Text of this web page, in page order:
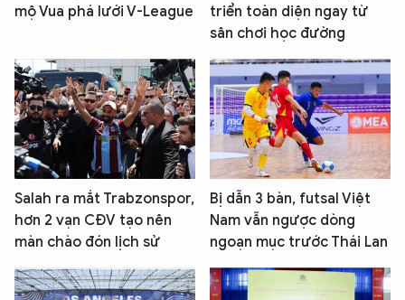
mộ Vua phá lưới V-League
triển toàn diện ngay từ
sân chơi học đường
Salah ra mắt Trabzonspor,
hơn 2 vạn CĐV tạo nên
màn chào đón lịch sử
Bị dẫn 3 bàn, futsal Việt
Nam vẫn ngược dòng
ngoạn mục trước Thái Lan